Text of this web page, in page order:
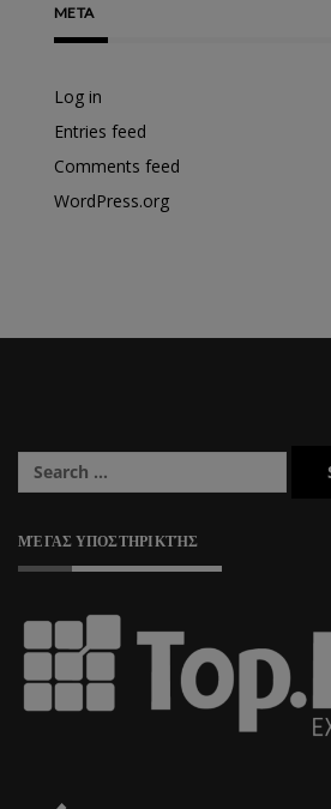
META
Log in
Entries feed
Comments feed
WordPress.org
ΜΈΓΑΣ ΥΠΟΣΤΗΡΙΚΤΉΣ